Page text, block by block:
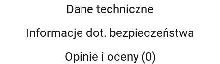
Dane techniczne
Informacje dot. bezpieczeństwa
Opinie i oceny (0)